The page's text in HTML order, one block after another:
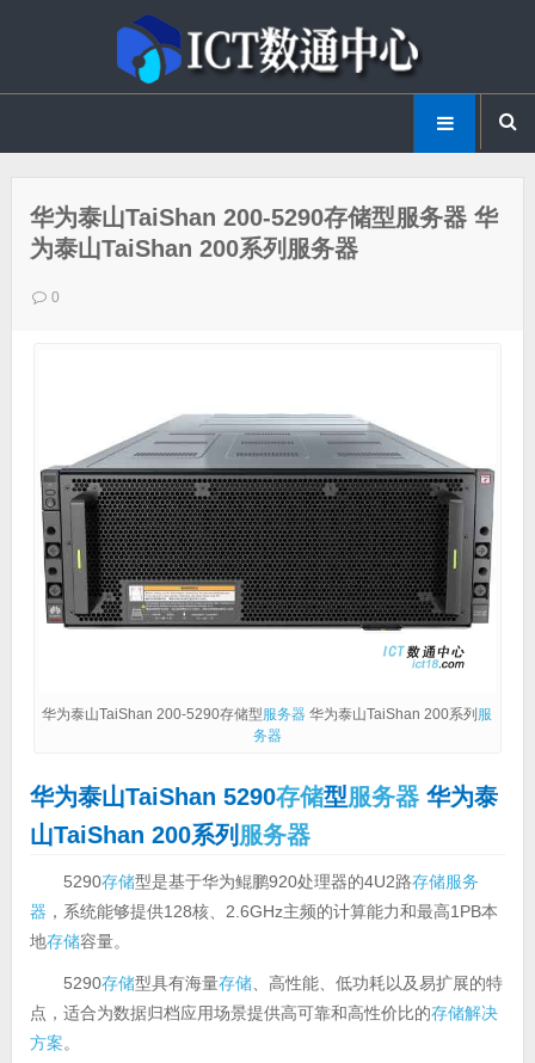
华为泰山TaiShan 200-5290存储型服务器 华
为泰山TaiShan 200系列服务器
0
华为泰山TaiShan 200-5290存储型服务器 华为泰山TaiShan 200系列服
务器
华为泰山TaiShan 5290存储型服务器华为泰
山TaiShan 200系列 服务器
5290存储型是基于华为鲲鹏920处理器的4U2路存储服务
器 ，系统能够提供128核、2.6GHz主频的计算能力和最高1PB本
地存储容量。
5290存储型具有海量存储、高性能、低功耗以及易扩展的特
点，适合为数据归档应用场景提供高可靠和高性价比的存储解决
方案。